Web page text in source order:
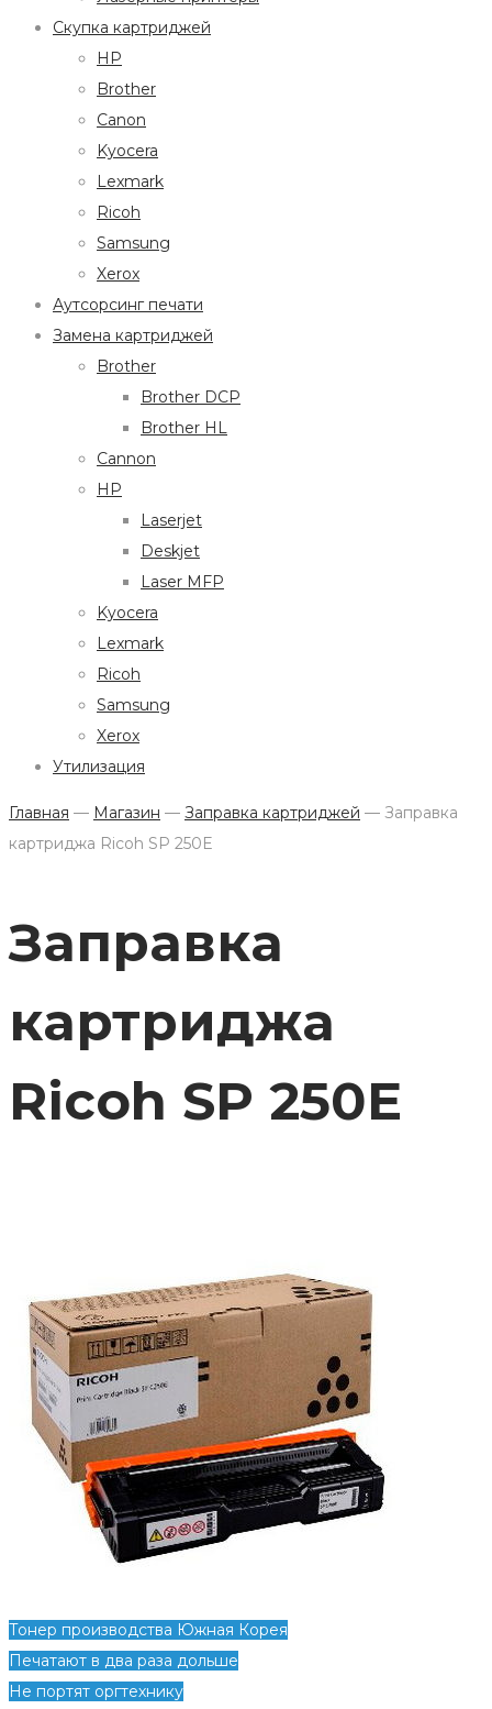
Скупка картриджей
HP
Brother
Canon
Kyocera
Lexmark
Ricoh
Samsung
Xerox
Аутсорсинг печати
Замена картриджей
Brother
Brother DCP
Brother HL
Cannon
HP
Laserjet
Deskjet
Laser MFP
Kyocera
Lexmark
Ricoh
Samsung
Xerox
Утилизация
Главная — Магазин — Заправка картриджей — Заправка
картриджа Ricoh SP 250E
Заправка
картриджа
Ricoh SP 250E
Тонер производства Южная Корея
Печатают в два раза дольше
Не портят оргтехнику